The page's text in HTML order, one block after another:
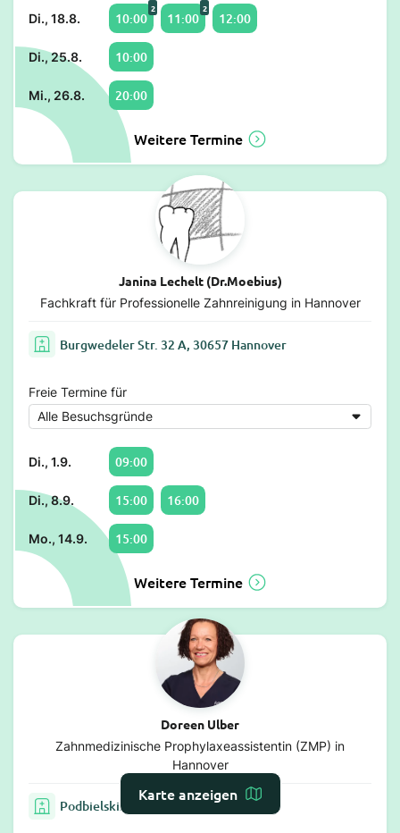
Di., 18.8. 10:00
2
11:00
2
12:00
Di., 25.8. 10:00
Mi., 26.8. 20:00
Weitere Termine
Janina Lechelt (Dr.Moebius)
Fachkraft für Professionelle Zahnreinigung in Hannover
Burgwedeler Str. 32 A, 30657 Hannover
Freie Termine für
Di., 1.9. 09:00
Di., 8.9. 15:00 16:00
Mo., 14.9. 15:00
Weitere Termine
Doreen Ulber
Zahnmedizinische Prophylaxeassistentin (ZMP) in
Hannover
Podbielskistraße 344, 30655 Hannover
Karte anzeigen